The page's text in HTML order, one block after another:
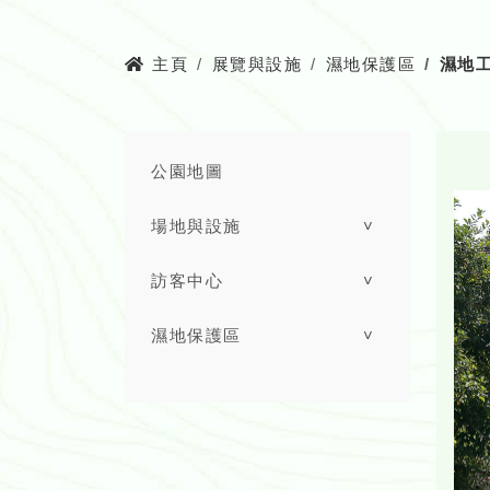
主頁 展覽與設施 濕地保護區 濕地
公園地圖
場地與設施 ˅
訪客中心 ˅
濕地保護區 ˅